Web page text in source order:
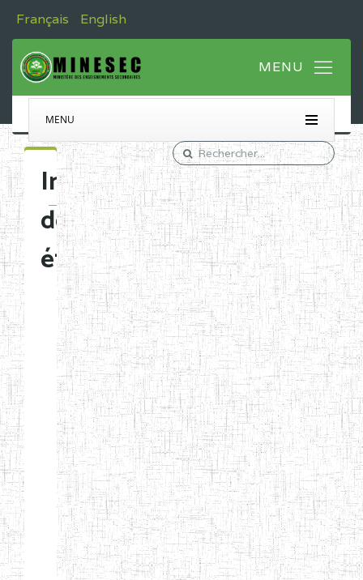
Français English
MENU
Immatriculation
des
établissements
Etablissements
d'enseignement
normal
ENI